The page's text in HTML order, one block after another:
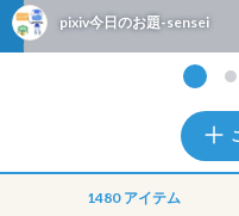
pixiv今日のお題-sensei
1480 アイテム